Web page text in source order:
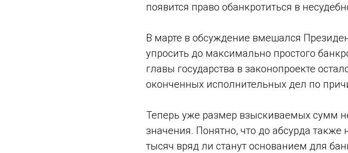
появится право обанкротиться в
В марте в обсуждение вмешался
упросить до максимально простого
главы государства в законопроекте
оконченных исполнительных дел по
Теперь уже размер взыскиваемых сумм
значения. Понятно, что до абсурда
тысяч вряд ли станут основанием для